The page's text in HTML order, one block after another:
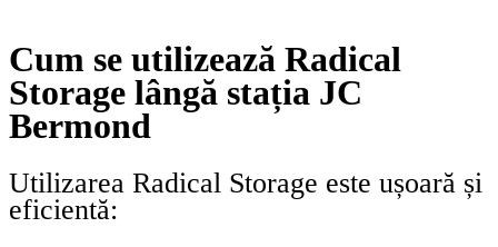
Cum se utilizează Radical
Storage lângă stația JC
Bermond
Utilizarea Radical Storage este ușoară și
eficientă: